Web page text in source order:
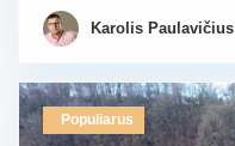
Karolis Paulavičius
Populiarus